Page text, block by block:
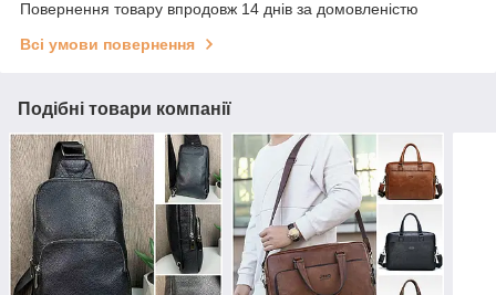
Повернення товару впродовж 14 днів за домовленістю
Всі умови повернення
Подібні товари компанії